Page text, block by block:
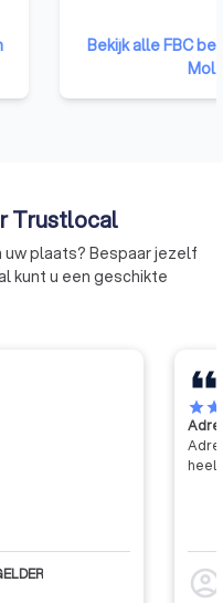
voor bemiddeling
FBC staat als
erkenning van
Bekijk alle FBC
Mol
Trustlocal
plaats? Bespaar jezelf
kunt u een geschikte
starstar
heel
account_circle